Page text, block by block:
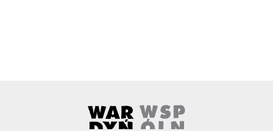
Wardyński i Wspólnicy